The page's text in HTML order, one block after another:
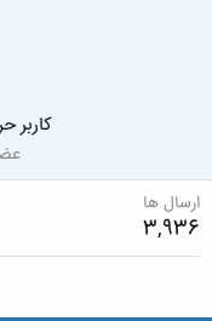
کاربر
ارسال ها
3,936